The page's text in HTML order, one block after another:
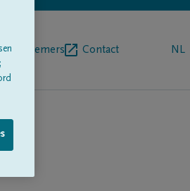
Contact NL